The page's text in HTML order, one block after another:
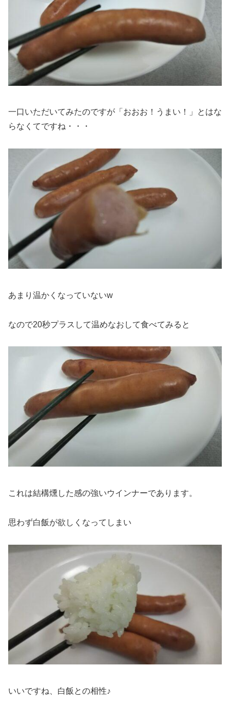
一口いただいてみたのですが「おおお！うまい！」とはな
らなくてですね・・・
あまり温かくなっていないw
なので20秒プラスして温めなおして食べてみると
これは結構燻した感の強いウインナーであります。
思わず白飯が欲しくなってしまい
いいですね、白飯との相性♪